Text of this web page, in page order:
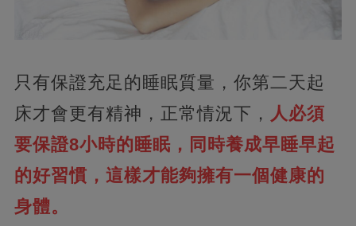
只有保證充足的睡眠質量，你第二天起
床才會更有精神，正常情況下， 人必須
要保證8小時的睡眠，同時養成早睡早起
的好習慣，這樣才能夠擁有一個健康的
身體。